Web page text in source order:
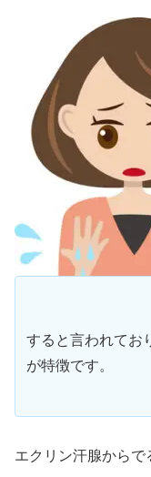
すると言われてお
が特徴です。
エクリン汗腺から